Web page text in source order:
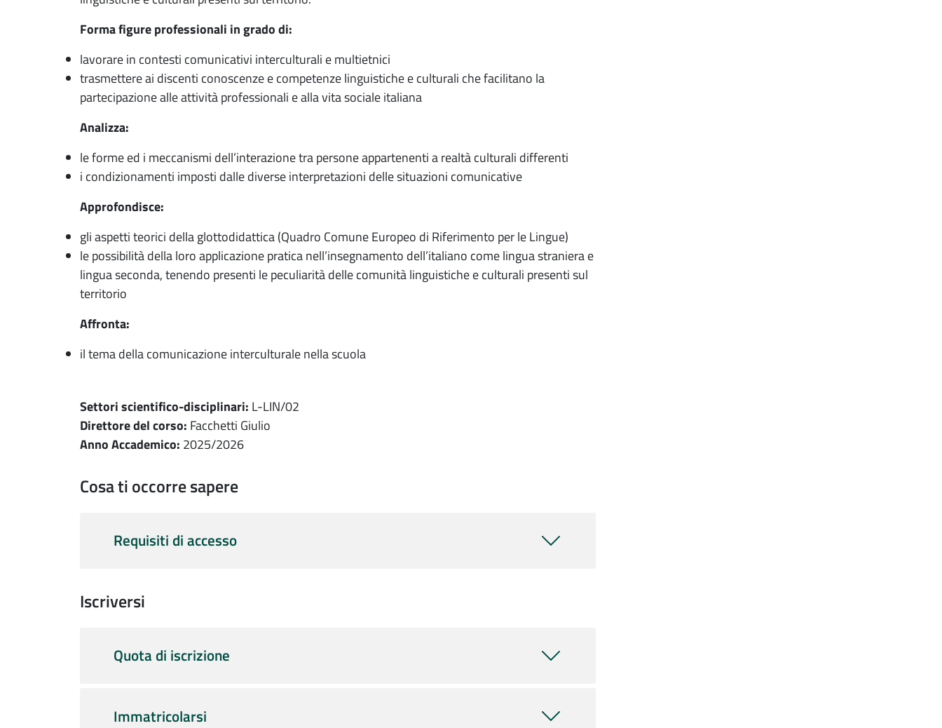
Forma figure professionali in grado di:
lavorare in contesti comunicativi interculturali e multietnici
trasmettere ai discenti conoscenze e competenze linguistiche e culturali che facilitano la
partecipazione alle attività professionali e alla vita sociale italiana
Analizza:
le forme ed i meccanismi dell’interazione tra persone appartenenti a realtà culturali differenti
i condizionamenti imposti dalle diverse interpretazioni delle situazioni comunicative
Approfondisce:
gli aspetti teorici della glottodidattica (Quadro Comune Europeo di Riferimento per le Lingue)
le possibilità della loro applicazione pratica nell’insegnamento dell’italiano come lingua straniera e
lingua seconda, tenendo presenti le peculiarità delle comunità linguistiche e culturali presenti sul
territorio
Affronta:
il tema della comunicazione interculturale nella scuola
Video
Settori scientifico-disciplinari: L-LIN/02
Direttore del corso: Facchetti Giulio
Anno Accademico: 2025/2026
Cosa ti occorre sapere
Requisiti di accesso
Iscriversi
Quota di iscrizione
Immatricolarsi